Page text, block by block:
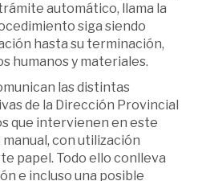
automático, llama la
siga siendo
hasta su terminación,
humanos y materiales.
las distintas
de la Dirección Provincial
que intervienen en este
con utilización
papel. Todo ello conlleva
e incluso una posible